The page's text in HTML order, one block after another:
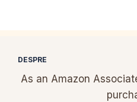
DESPRE
As an Amazon